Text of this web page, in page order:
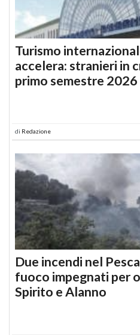
Turismo
accelera: stranieri in
primo semestre 2026
di Redazione
Due incendi nel
fuoco impegnati per
Spirito e Alanno